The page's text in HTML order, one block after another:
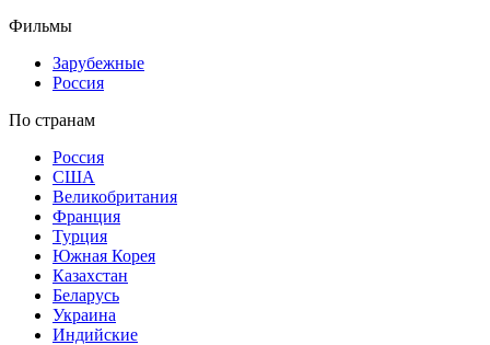
Фильмы
Зарубежные
Россия
По странам
Россия
США
Великобритания
Франция
Турция
Южная Корея
Казахстан
Беларусь
Украина
Индийские